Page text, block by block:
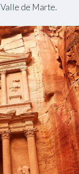
de Marte.